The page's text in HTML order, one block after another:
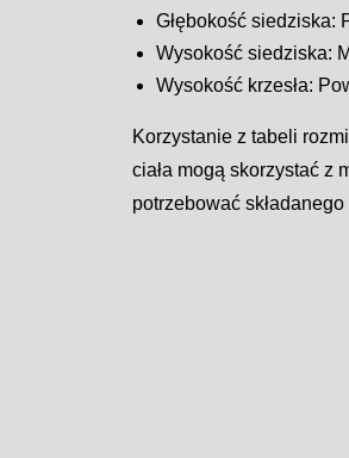
Głębokość siedziska:
Wysokość siedziska:
Wysokość krzesła:
Korzystanie z tabeli
ciała mogą skorzystać z
potrzebować